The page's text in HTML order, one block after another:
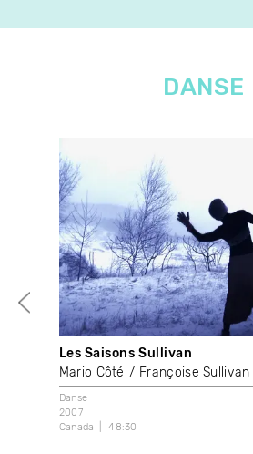
DANSE
Les Saisons Sullivan
Mario Côté
Françoise Sullivan
Danse
2007
Canada
48:30